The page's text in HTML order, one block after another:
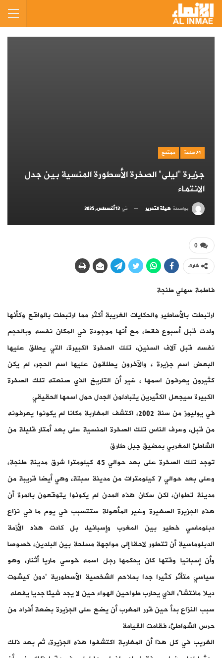
24 ساعة مجتمع
جزيرة ”ليلى” الصخرة الأسطورة المنسية بين جدل
الانتماء
بواسطة هيئة التحرير في 12 أغسطس, 2025
0
شارك
فاطمة سهلي طنجة
ارتبطت بالأساطير والحكايات الغريبة أكثر مما ارتبطت بالواقع وكأنها
ولدت قبل أسبوع فقط، مع أنها موجودة في المكان نفسه وبالحجم
نفسه قبل آلاف السنين، تلك الصخرة الكبيرة، التي يطلق عليها
البعض اسم جزيرة ، والآخرون يطلقون عليها اسم الحجر، لم يكن
كثيرون يعرفون اسمها ، غير أن التاريخ الذي صنعته تلك الصخرة
الكبيرة سيجعل الكثيرين يتبادلون الجدل حول اسمها الحقيقي
في يوليوز من سنة 2002، اكتشف المغاربة مكانا لم يكونوا يعرفونه
من قبل، وعرف الناس تلك الصخرة المنسية على بعد أمتار قليلة من
الشاطئ المغربي بمضيق جبل طارق
توجد تلك الصخرة على بعد حوالي 45 كيلومترا شرق مدينة طنجة،
وعلى بعد حوالي 7 كيلومترات من مدينة سبتة، وهي أيضا قريبة من
مدينة تطوان، لكن سكان هذه المدن لم يكونوا يتوقعون بالمرة أن
هذه الجزيرة الصغيرة وغير المأهولة ستتسبب في يوم ما في نزاع
دبلوماسي خطير بين المغرب وإسبانيا، بل كادت هذه الأزمة
الدبلوماسية أن تتطور لاحقا إلى مواجهة مسلحة بين البلدين، خصوصا
وأن إسبانيا وقتها كان يحكمها رجل اسمه خوسي ماريا أثنار، وهو
سياسي متأثر كثيرا جدا بملاحم الشخصية الأسطورية ”دون كيشوت
ديلا مانتشا”، الذي يحارب طواحين الهواء حين لا يجد شيئا جديا يفعله
سبب النزاع بدأ حين قرر المغرب أن يضع على الجزيرة بضعة أفراد من
حرس الشواطئ، فقامت القيامة
الغريب في كل هذا أن المغاربة اكتشفوا هذه الجزيرة، ثم بعد ذلك